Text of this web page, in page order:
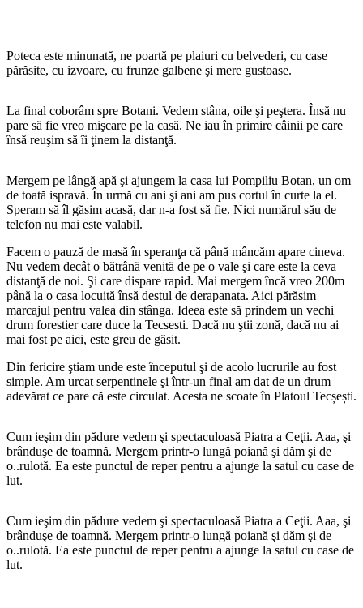
Poteca este minunată, ne poartă pe plaiuri cu belvederi, cu case
părăsite, cu izvoare, cu frunze galbene şi mere gustoase.
La final coborâm spre Botani. Vedem stâna, oile şi peştera. Însă nu
pare să fie vreo mişcare pe la casă. Ne iau în primire câinii pe care
însă reuşim să îi ţinem la distanţă.
Mergem pe lângă apă şi ajungem la casa lui Pompiliu Botan, un om
de toată ispravă. În urmă cu ani şi ani am pus cortul în curte la el.
Speram să îl găsim acasă, dar n-a fost să fie. Nici numărul său de
telefon nu mai este valabil.
Facem o pauză de masă în speranţa că până mâncăm apare cineva.
Nu vedem decât o bătrână venită de pe o vale şi care este la ceva
distanţă de noi. Şi care dispare rapid. Mai mergem încă vreo 200m
până la o casa locuită însă destul de derapanata. Aici părăsim
marcajul pentru valea din stânga. Ideea este să prindem un vechi
drum forestier care duce la Tecsesti. Dacă nu ştii zonă, dacă nu ai
mai fost pe aici, este greu de găsit.
Din fericire ştiam unde este începutul şi de acolo lucrurile au fost
simple. Am urcat serpentinele şi într-un final am dat de un drum
adevărat ce pare că este circulat. Acesta ne scoate în Platoul Tecșești.
Cum ieşim din pădure vedem şi spectaculoasă Piatra a Ceţii. Aaa, şi
brânduşe de toamnă. Mergem printr-o lungă poiană şi dăm şi de
o..rulotă. Ea este punctul de reper pentru a ajunge la satul cu case de
lut.
Cum ieşim din pădure vedem şi spectaculoasă Piatra a Ceţii. Aaa, şi
brânduşe de toamnă. Mergem printr-o lungă poiană şi dăm şi de
o..rulotă. Ea este punctul de reper pentru a ajunge la satul cu case de
lut.